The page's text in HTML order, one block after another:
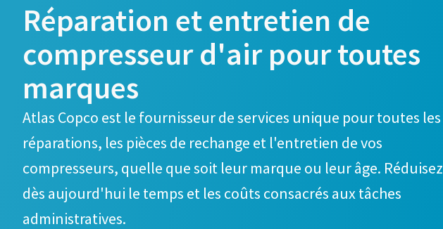
Réparation et entretien de
compresseur d'air pour toutes
marques
Atlas Copco est le fournisseur de services unique pour toutes les
réparations, les pièces de rechange et l'entretien de vos
compresseurs, quelle que soit leur marque ou leur âge. Réduisez
dès aujourd'hui le temps et les coûts consacrés aux tâches
administratives.